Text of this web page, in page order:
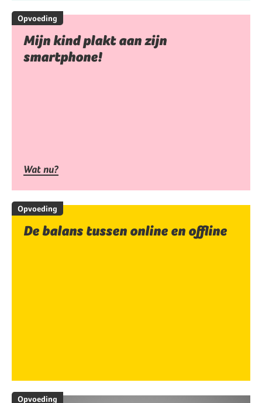
Opvoeding
Mijn kind plakt aan zijn
smartphone!
Wat nu?
Opvoeding
De balans tussen online en offline
Opvoeding